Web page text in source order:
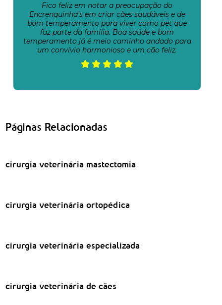
Fico feliz em notar a preocupação do
Encrenquinha’s em criar cães saudáveis e de
bom temperamento para viver como pet que
faz parte da família. Boa saúde e bom
temperamento já é meio caminho andado para
um convívio harmonioso e um cão feliz.
Páginas Relacionadas
cirurgia veterinária mastectomia
cirurgia veterinária ortopédica
cirurgia veterinária especializada
cirurgia veterinária de cães